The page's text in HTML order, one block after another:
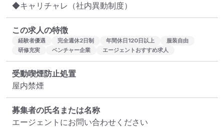
◆キャリチャレ（社内異動制度）
この求人の特徴
経験者優遇 完全週休2日制 年間休日120日以上
服装自由
研修充実
ベンチャー企業 エージェントおすすめ求人
受動喫煙防止処置
屋内禁煙
募集者の氏名または名称
エージェントにお問い合わせください